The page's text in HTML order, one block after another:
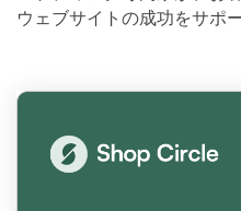
ウェブサイトの成功をサポ